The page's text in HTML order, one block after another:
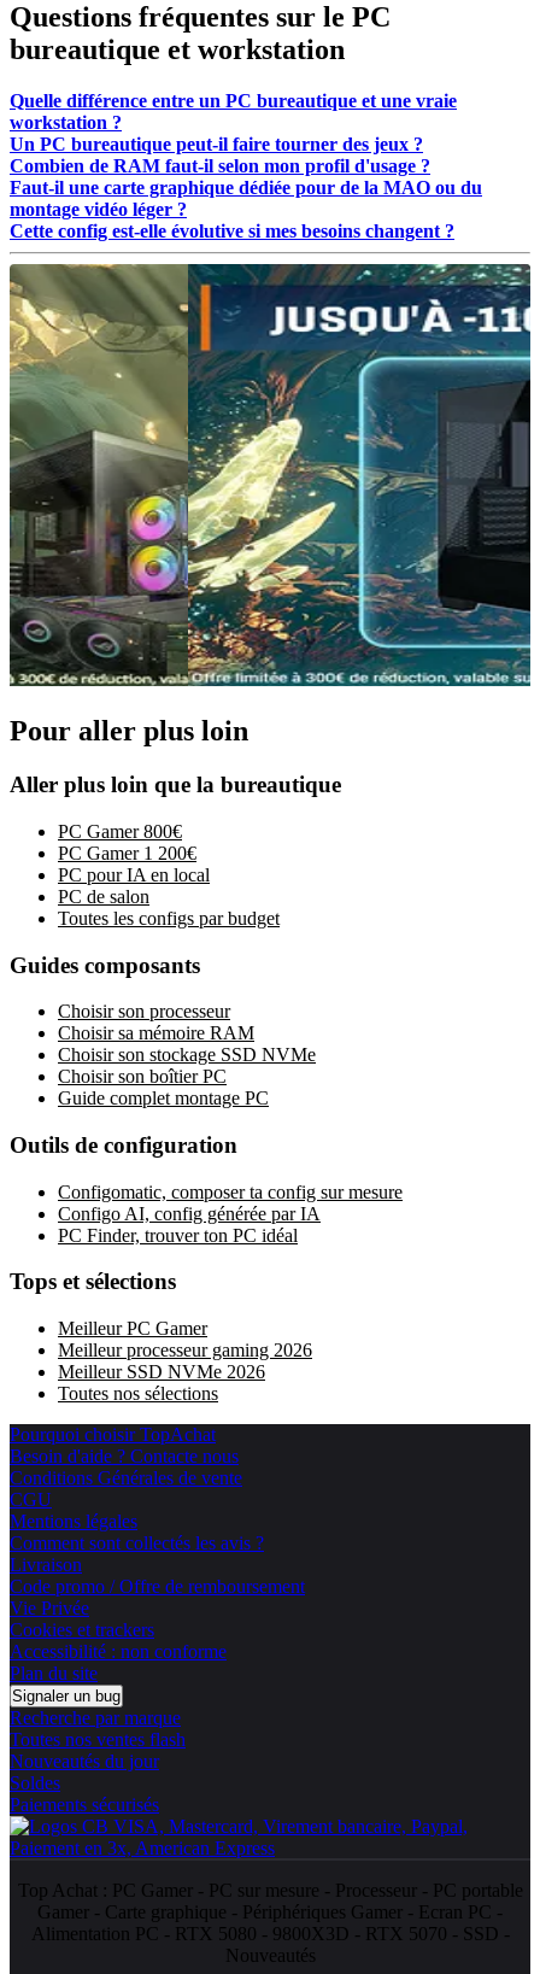
Questions fréquentes sur le PC
bureautique et workstation
Quelle différence entre un PC bureautique et une vraie
workstation ?
Un PC bureautique peut-il faire tourner des jeux ?
Combien de RAM faut-il selon mon profil d'usage ?
Faut-il une carte graphique dédiée pour de la MAO ou du
montage vidéo léger ?
Cette config est-elle évolutive si mes besoins changent ?
Pour aller plus loin
Aller plus loin que la bureautique
PC Gamer 800€
PC Gamer 1 200€
PC pour IA en local
PC de salon
Toutes les configs par budget
Guides composants
Choisir son processeur
Choisir sa mémoire RAM
Choisir son stockage SSD NVMe
Choisir son boîtier PC
Guide complet montage PC
Outils de configuration
Configomatic, composer ta config sur mesure
Configo AI, config générée par IA
PC Finder, trouver ton PC idéal
Tops et sélections
Meilleur PC Gamer
Meilleur processeur gaming 2026
Meilleur SSD NVMe 2026
Toutes nos sélections
Pourquoi choisir TopAchat
Besoin d'aide ? Contacte nous
Conditions Générales de vente
CGU
Mentions légales
Comment sont collectés les avis ?
Livraison
Code promo / Offre de remboursement
Vie Privée
Cookies et trackers
Accessibilité : non conforme
Plan du site
Signaler un bug
Recherche par marque
Toutes nos ventes flash
Nouveautés du jour
Soldes
Paiements sécurisés
Top Achat : PC Gamer- PC sur mesure - Processeur- PC portable
Gamer - Carte graphique - Périphériques Gamer - Ecran PC -
Alimentation PC - RTX 5080 - 9800X3D - RTX 5070 - SSD -
Nouveautés